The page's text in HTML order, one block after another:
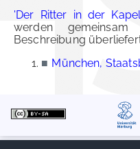
'Der Ritter in der
werden
Beschreibung
■ München,